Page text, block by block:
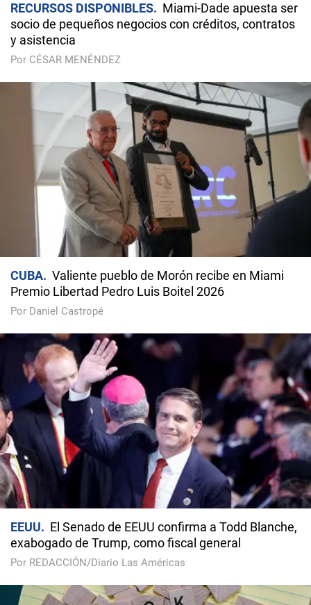
RECURSOS DISPONIBLES
Miami-Dade apuesta ser
socio de pequeños negocios con créditos, contratos
y asistencia
Por CÉSAR MENÉNDEZ
CUBA
Valiente pueblo de Morón recibe en Miami
Premio Libertad Pedro Luis Boitel 2026
Por Daniel Castropé
EEUU
El Senado de EEUU confirma a Todd Blanche,
exabogado de Trump, como fiscal general
Por REDACCIÓN/Diario Las Américas